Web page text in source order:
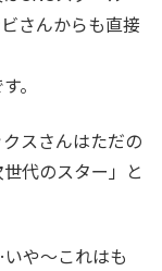
さんからも直接
。
スさんはただの
代のスター」と
や〜これはも